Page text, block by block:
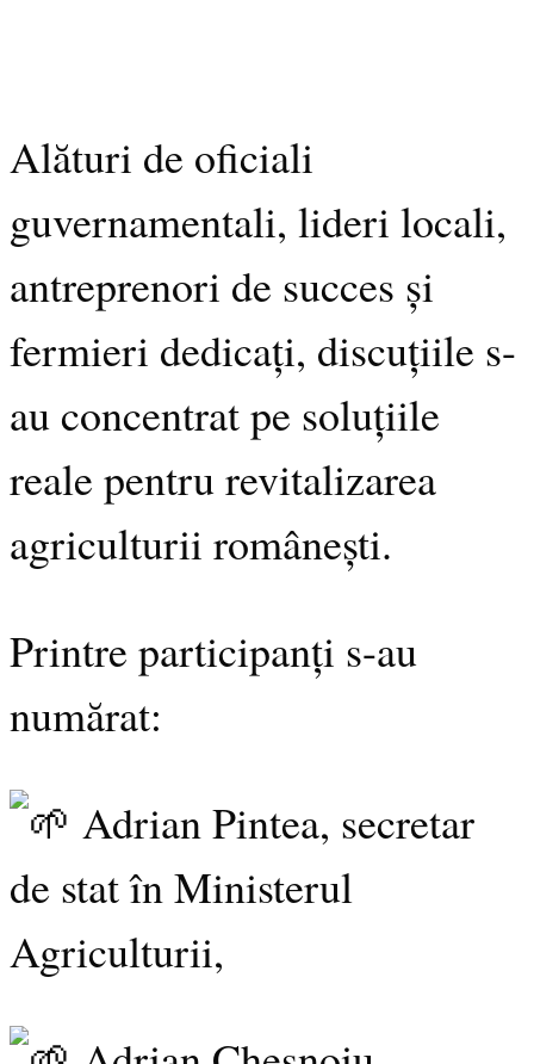
Alături de oficiali
guvernamentali, lideri locali,
antreprenori de succes și
fermieri dedicați, discuțiile s-
au concentrat pe soluțiile
reale pentru revitalizarea
agriculturii românești.
Printre participanți s-au
numărat:
Adrian Pintea, secretar
de stat în Ministerul
Agriculturii,